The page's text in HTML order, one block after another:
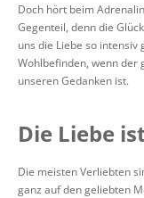
Doch hört beim
Gegenteil, denn die
uns die Liebe so
Wohlbefinden, wenn der
unseren Gedanken ist.
Die Liebe
Die meisten Verliebten
ganz auf den geliebten